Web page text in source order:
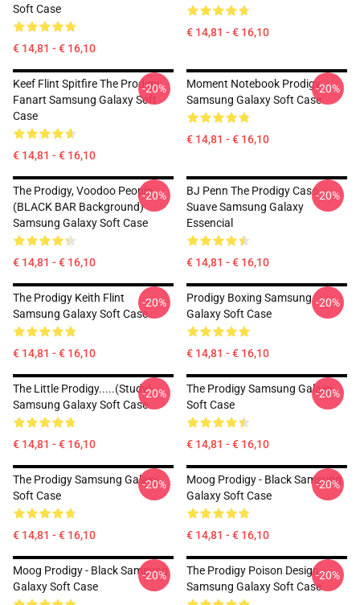
Soft Case
€ 14,81 - € 16,10
€ 14,81 - € 16,10
Keef Flint Spitfire The Prodigy
Fanart Samsung Galaxy Soft
Case
€ 14,81 - € 16,10
-20%
Moment Notebook Prodigy
Samsung Galaxy Soft Case
€ 14,81 - € 16,10
-20%
The Prodigy, Voodoo People
(BLACK BAR Background)
Samsung Galaxy Soft Case
€ 14,81 - € 16,10
-20%
BJ Penn The Prodigy Caso
Suave Samsung Galaxy
Essencial
€ 14,81 - € 16,10
-20%
The Prodigy Keith Flint
Samsung Galaxy Soft Case
€ 14,81 - € 16,10
-20%
Prodigy Boxing Samsung
Galaxy Soft Case
€ 14,81 - € 16,10
-20%
The Little Prodigy.....(study)
Samsung Galaxy Soft Case
€ 14,81 - € 16,10
-20%
The Prodigy Samsung Galaxy
Soft Case
€ 14,81 - € 16,10
-20%
The Prodigy Samsung Galaxy
Soft Case
€ 14,81 - € 16,10
-20%
Moog Prodigy - Black Samsung
Galaxy Soft Case
€ 14,81 - € 16,10
-20%
Moog Prodigy - Black Samsung
Galaxy Soft Case
-20%
The Prodigy Poison Design
Samsung Galaxy Soft Case
-20%